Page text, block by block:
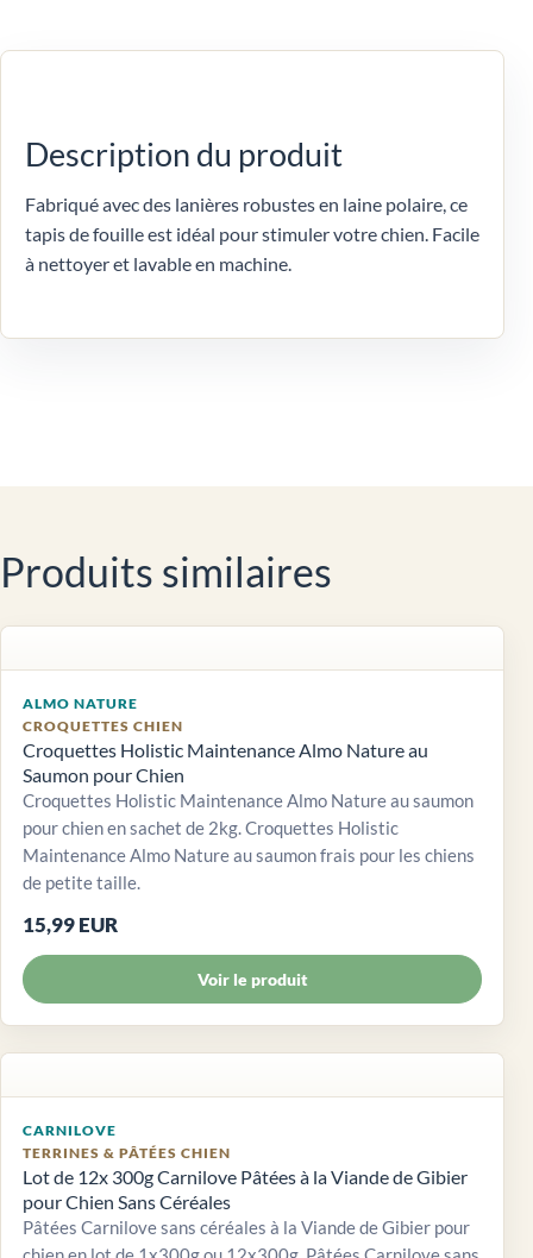
Description du produit
Fabriqué avec des lanières robustes en laine polaire, ce
tapis de fouille est idéal pour stimuler votre chien. Facile
à nettoyer et lavable en machine.
Produits similaires
ALMO NATURE
CROQUETTES CHIEN
Croquettes Holistic Maintenance Almo Nature au
Saumon pour Chien
Croquettes Holistic Maintenance Almo Nature au saumon
pour chien en sachet de 2kg. Croquettes Holistic
Maintenance Almo Nature au saumon frais pour les chiens
de petite taille.
15,99 EUR
Voir le produit
CARNILOVE
TERRINES & PÂTÉES CHIEN
Lot de 12x 300g Carnilove Pâtées à la Viande de Gibier
pour Chien Sans Céréales
Pâtées Carnilove sans céréales à la Viande de Gibier pour